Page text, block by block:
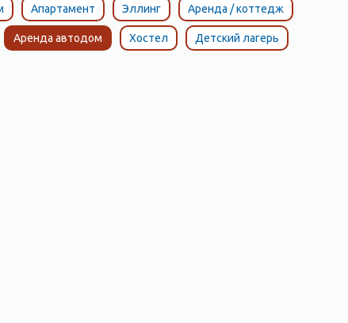
Апартамент Эллинг Аренда / коттедж
Аренда автодом Хостел Детский лагерь